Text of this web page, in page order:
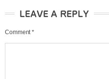
LEAVE A REPLY
Comment *